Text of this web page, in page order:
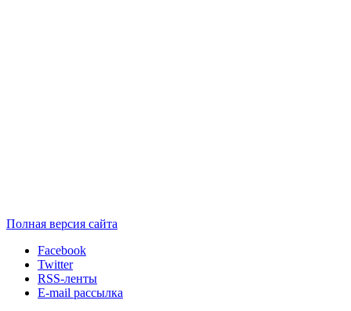
Полная версия сайта
Facebook
Twitter
RSS-ленты
E-mail рассылка